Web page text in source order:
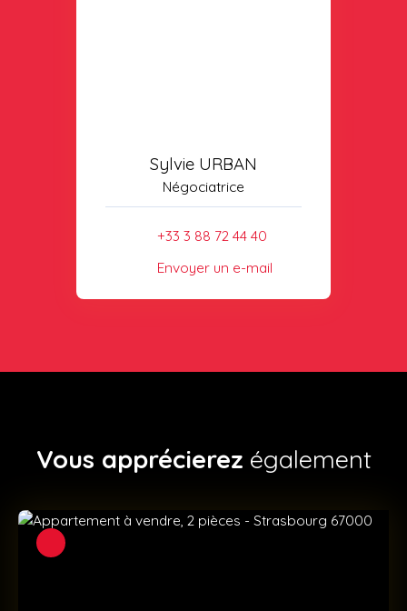
Sylvie URBAN
Négociatrice
+33 3 88 72 44 40
Envoyer un e-mail
Vous apprécierez également